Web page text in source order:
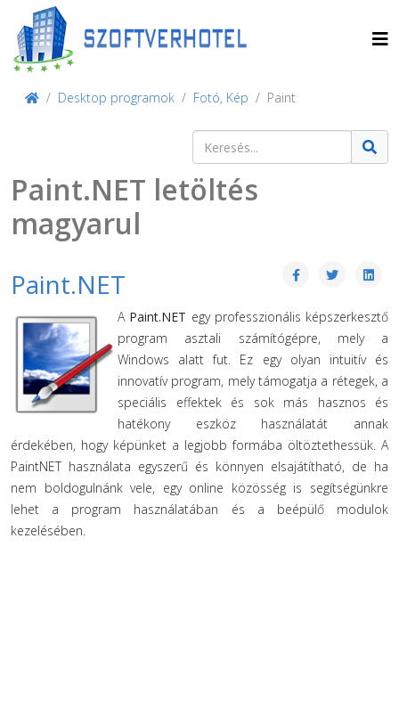
Desktop programok Fotó, Kép Paint
Keresés
Paint.NET letöltés
magyarul
Paint.NET
A Paint.NET egy professzionális képszerkesztő
program asztali számítógépre, mely a
Windows alatt fut. Ez egy olyan intuitív és
innovatív program, mely támogatja a rétegek, a
speciális effektek és sok más hasznos és
hatékony eszköz használatát annak
érdekében, hogy képünket a legjobb formába öltöztethessük. A
PaintNET használata egyszerű és könnyen elsajátítható, de ha
nem boldogulnánk vele, egy online közösség is segítségünkre
lehet a program használatában és a beépülő modulok
kezelésében.